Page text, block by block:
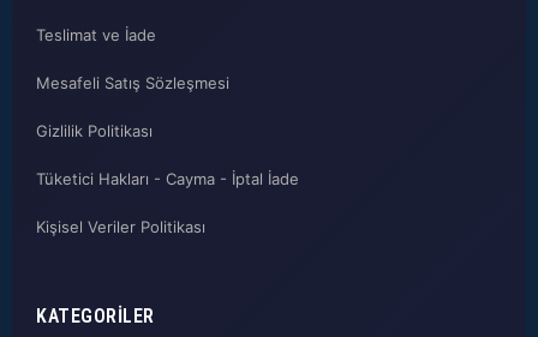
Teslimat ve İade
Mesafeli Satış Sözleşmesi
Gizlilik Politikası
Tüketici Hakları - Cayma - İptal İade
Kişisel Veriler Politikası
KATEGORILER